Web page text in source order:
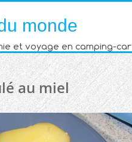
monde
et voyage en camping-car
au miel